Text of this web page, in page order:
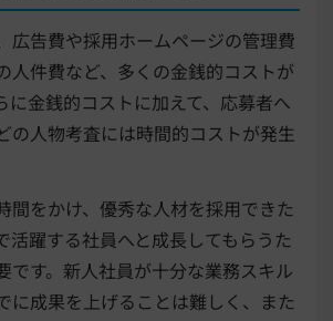
広告費や採用ホームページの管理費
人件費など、多くの金銭的コストが
に金銭的コストに加えて、応募者へ
の人物考査には時間的コストが発生
間をかけ、優秀な人材を採用できた
活躍する社員へと成長してもらうた
です。新人社員が十分な業務スキル
に成果を上げることは難しく、また